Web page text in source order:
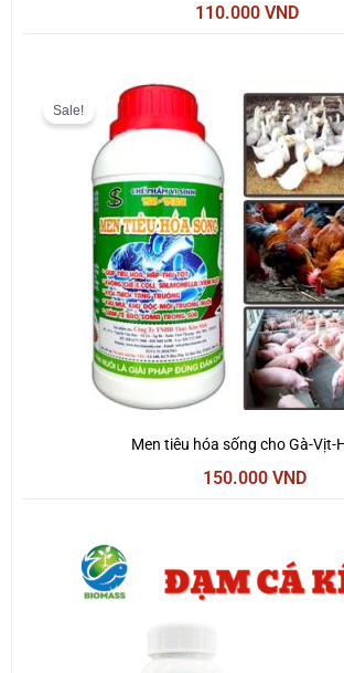
110.000 VND
Sale!
Men tiêu hóa sống cho Gà-Vịt-
Giá
gốc
là:
200.000 VND.
150.000 VND
hiện
tại
là: